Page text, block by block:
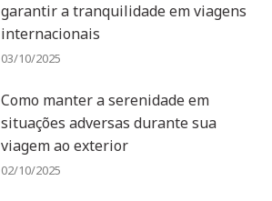
garantir a tranquilidade em viagens
internacionais
03/10/2025
Como manter a serenidade em
situações adversas durante sua
viagem ao exterior
02/10/2025